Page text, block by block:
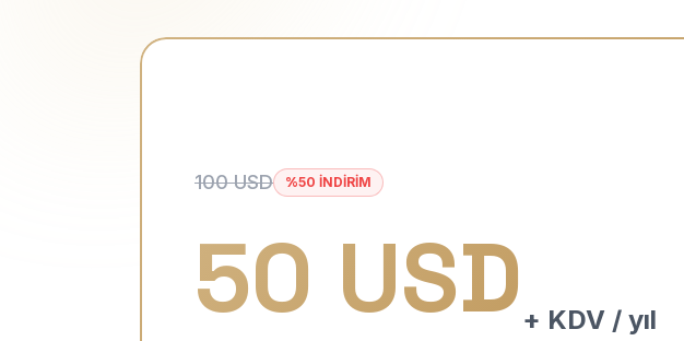
100 USD %50 İNDİRİM
50 USD + KDV / yıl